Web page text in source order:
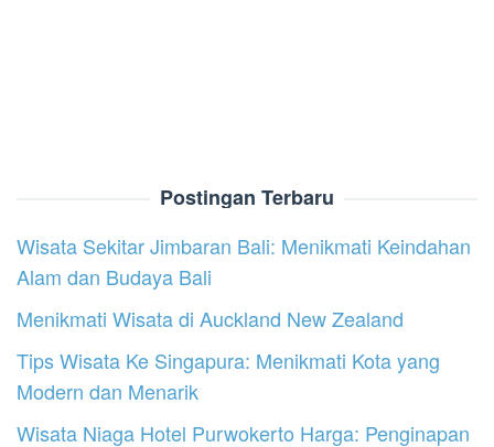
Postingan Terbaru
Wisata Sekitar Jimbaran Bali: Menikmati Keindahan
Alam dan Budaya Bali
Menikmati Wisata di Auckland New Zealand
Tips Wisata Ke Singapura: Menikmati Kota yang
Modern dan Menarik
Wisata Niaga Hotel Purwokerto Harga: Penginapan